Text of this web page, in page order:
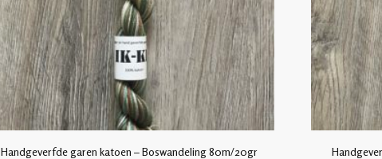
Handgeverfde garen katoen – Boswandeling 80m/20gr